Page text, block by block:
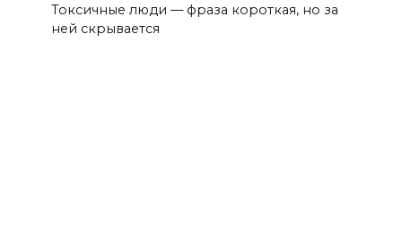
Токсичные люди — фраза короткая, но за
ней скрывается